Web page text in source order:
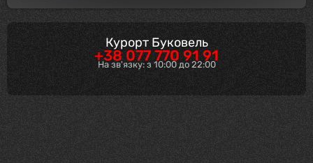
Курорт Буковель
+38 077 770 91 91
На зв'язку: з 10:00 до 22:00